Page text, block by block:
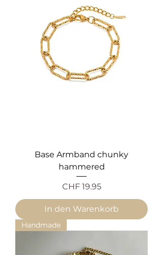
Base Armband chunky
hammered
Preis
CHF 19.95
In den Warenkorb
Handmade